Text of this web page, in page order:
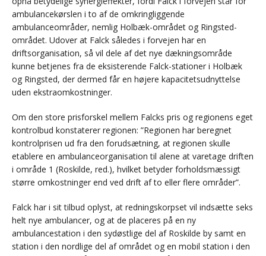
ambulancekørslen i to af de omkringliggende
ambulanceområder, nemlig Holbæk-området og Ringsted-
området. Udover at Falck således i forvejen har en
driftsorganisation, så vil dele af det nye dækningsområde
kunne betjenes fra de eksisterende Falck-stationer i Holbæk
og Ringsted, der dermed får en højere kapacitetsudnyttelse
uden ekstraomkostninger.
Om den store prisforskel mellem Falcks pris og regionens eget
kontrolbud konstaterer regionen: ”Regionen har beregnet
kontrolprisen ud fra den forudsætning, at regionen skulle
etablere en ambulanceorganisation til alene at varetage driften
i område 1 (Roskilde, red.), hvilket betyder forholdsmæssigt
større omkostninger end ved drift af to eller flere områder”.
Falck har i sit tilbud oplyst, at redningskorpset vil indsætte seks
helt nye ambulancer, og at de placeres på en ny
ambulancestation i den sydøstlige del af Roskilde by samt en
station i den nordlige del af området og en mobil station i den